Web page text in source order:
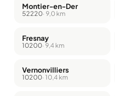
Montier-en-Der
52220· 9,0 km
Fresnay
10200· 9,4 km
Vernonvilliers
10200· 10,4 km